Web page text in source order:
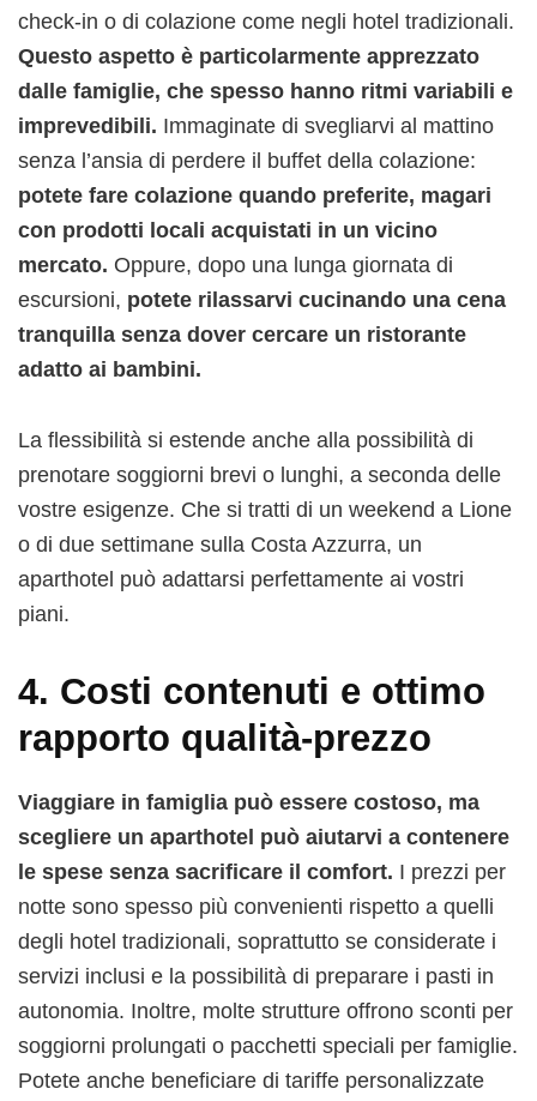
check-in o di colazione come negli hotel tradizionali.
Questo aspetto è particolarmente apprezzato
dalle famiglie, che spesso hanno ritmi variabili e
imprevedibili. Immaginate di svegliarvi al mattino
senza l’ansia di perdere il buffet della colazione:
potete fare colazione quando preferite, magari
con prodotti locali acquistati in un vicino
mercato. Oppure, dopo una lunga giornata di
escursioni, potete rilassarvi cucinando una cena
tranquilla senza dover cercare un ristorante
adatto ai bambini.
La flessibilità si estende anche alla possibilità di
prenotare soggiorni brevi o lunghi, a seconda delle
vostre esigenze. Che si tratti di un weekend a Lione
o di due settimane sulla Costa Azzurra, un
aparthotel può adattarsi perfettamente ai vostri
piani.
4. Costi contenuti e ottimo
rapporto qualità-prezzo
Viaggiare in famiglia può essere costoso, ma
scegliere un aparthotel può aiutarvi a contenere
le spese senza sacrificare il comfort. I prezzi per
notte sono spesso più convenienti rispetto a quelli
degli hotel tradizionali, soprattutto se considerate i
servizi inclusi e la possibilità di preparare i pasti in
autonomia. Inoltre, molte strutture offrono sconti per
soggiorni prolungati o pacchetti speciali per famiglie.
Potete anche beneficiare di tariffe personalizzate